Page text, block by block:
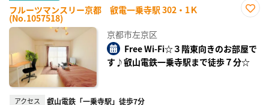
フルーツマンスリー京都 叡電一乗寺駅 302・1Ｋ
(No.1057518)
録
京都市左京区
Free Wi-Fi☆３階東向きのお部屋で
す♪叡山電鉄一乗寺駅まで徒歩７分☆
アクセス 叡山電鉄「一乗寺駅」徒歩7分